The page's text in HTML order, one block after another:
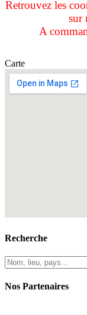
Retrouvez les
sur
A
Carte
Recherche
Nos Partenaires